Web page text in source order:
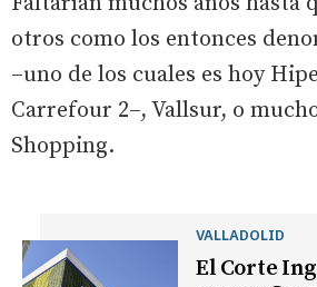
otros como los entonces
–uno de los cuales es hoy
Carrefour 2–, Vallsur, o
Shopping.
VALLADOLID
El Corte